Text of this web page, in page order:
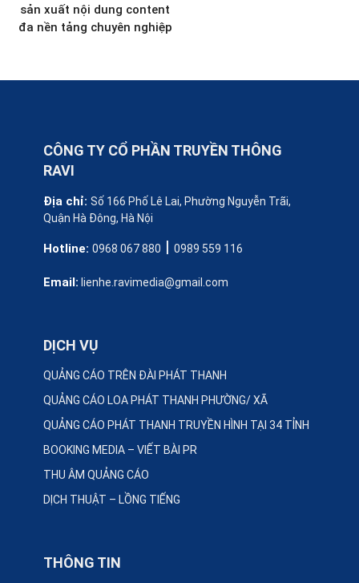
sản xuất nội dung content
đa nền tảng chuyên nghiệp
CÔNG TY CỔ PHẦN TRUYỀN THÔNG
RAVI
Địa chỉ: Số 166 Phố Lê Lai, Phường Nguyễn Trãi,
Quận Hà Đông, Hà Nội
Hotline: 0968 067 880 | 0989 559 116
Email: lienhe.ravimedia@gmail.com
DỊCH VỤ
QUẢNG CÁO TRÊN ĐÀI PHÁT THANH
QUẢNG CÁO LOA PHÁT THANH PHƯỜNG/ XÃ
QUẢNG CÁO PHÁT THANH TRUYỀN HÌNH TẠI 34 TỈNH
BOOKING MEDIA – VIẾT BÀI PR
THU ÂM QUẢNG CÁO
DỊCH THUẬT – LỒNG TIẾNG
THÔNG TIN